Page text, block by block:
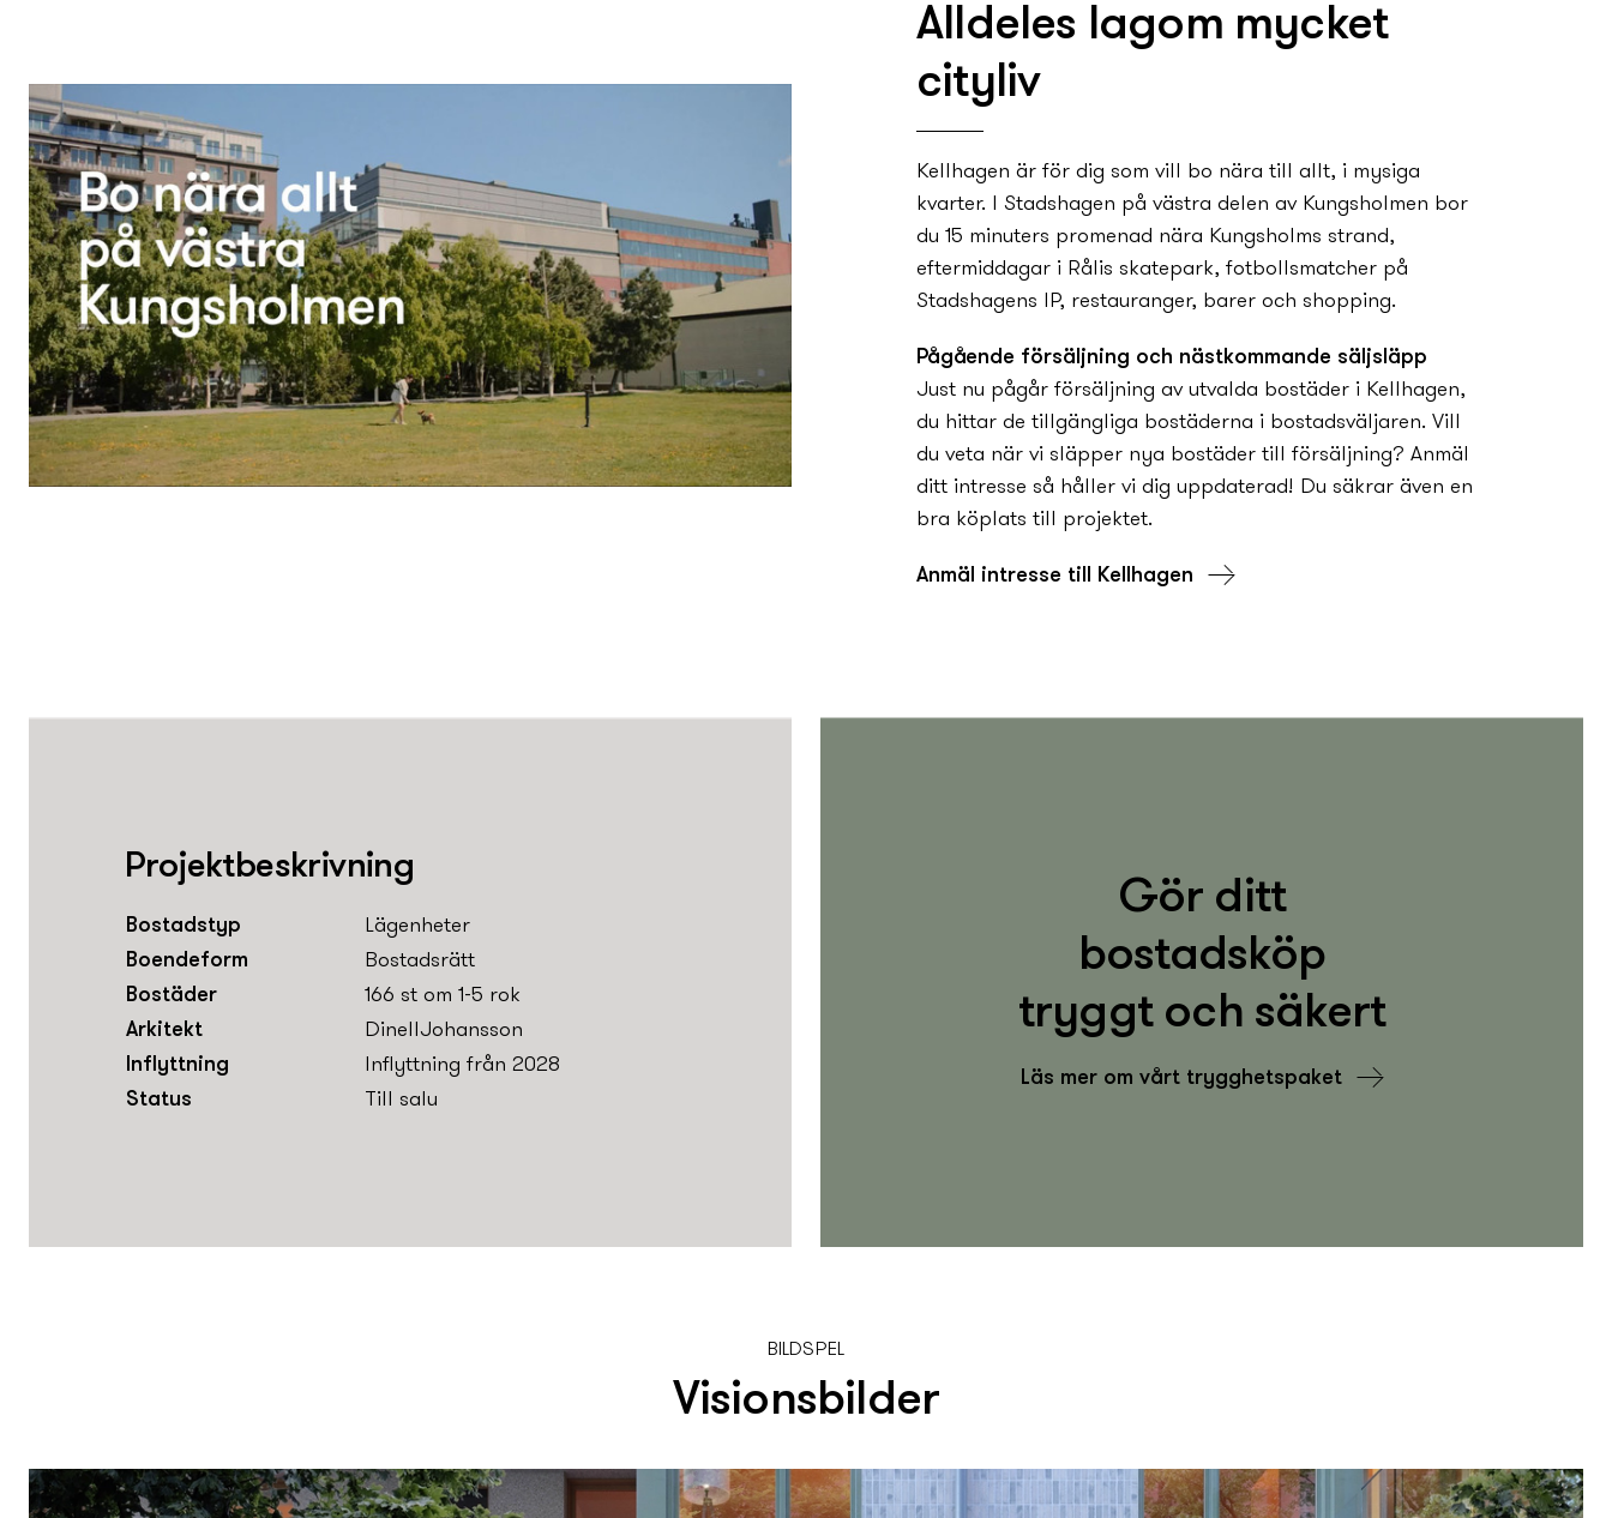
Alldeles lagom mycket
cityliv
Kellhagen är för dig som vill bo nära till allt, i mysiga
kvarter. I Stadshagen på västra delen av Kungsholmen bor
du 15 minuters promenad nära Kungsholms strand,
eftermiddagar i Rålis skatepark, fotbollsmatcher på
Stadshagens IP, restauranger, barer och shopping.
Pågående försäljning och nästkommande säljsläpp
Just nu pågår försäljning av utvalda bostäder i Kellhagen,
du hittar de tillgängliga bostäderna i bostadsväljaren. Vill
du veta när vi släpper ny­­­­­a bostäder till försäljning? Anmäl
ditt intresse så håller vi dig uppdaterad! Du säkrar även en
bra köplats till projektet.
Anmäl intresse till Kellhagen
Projektbeskrivning
Bostadstyp
Lägenheter
Boendeform
Bostadsrätt
Bostäder
166 st om 1-5 rok
Arkitekt
DinellJohansson
Inflyttning
Inflyttning från 2028
Status
Till salu
Gör ditt
bostadsköp
tryggt och säkert
Läs mer om vårt trygghets­­­paket
BILDSPEL
Visionsbilder